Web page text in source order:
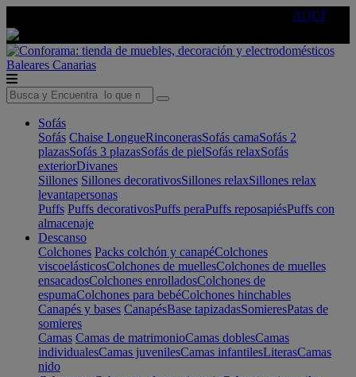
AQUÍ
Baleares Canarias
Sofás
Sofás Chaise LongueRinconerasSofás camaSofás 2
plazasSofás 3 plazasSofás de pielSofás relaxSofás
exteriorDivanes
Sillones Sillones decorativosSillones relaxSillones relax
levantapersonas
Puffs Puffs decorativosPuffs peraPuffs reposapiésPuffs con
almacenaje
Descanso
Colchones Packs colchón y canapéColchones
viscoelásticosColchones de muellesColchones de muelles
ensacadosColchones enrolladosColchones de
espumaColchones para bebéColchones hinchables
Canapés y bases CanapésBase tapizadasSomieresPatas de
somieres
Camas Camas de matrimonioCamas doblesCamas
individualesCamas juvenilesCamas infantilesLiterasCamas
nido